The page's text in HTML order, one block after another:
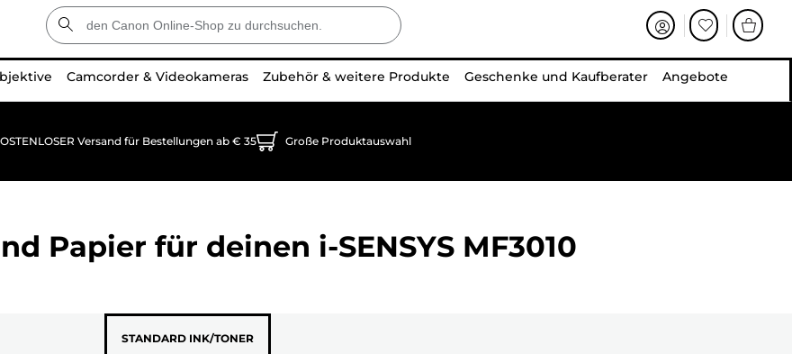
Camcorder & Videokameras Zubehör & weitere Produkte Geschenke und Kaufberater Angebote
Versand für Bestellungen ab € 35 Große Produktauswahl
Papier für deinen i-SENSYS MF3010
STANDARD INK/TONER